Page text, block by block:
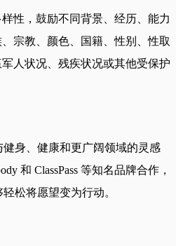
性，鼓励不同背景、经历、能力
宗教、颜色、国籍、性别、性取
人状况、残疾状况或其他受保护
健身、健康和更广阔领域的灵感
和 ClassPass 等知名品牌合作，
轻松将愿望变为行动。